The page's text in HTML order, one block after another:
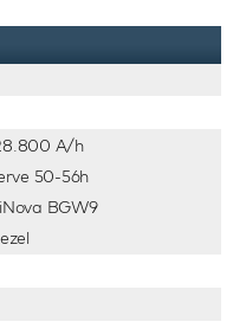
A/h
50-56h
BGW9